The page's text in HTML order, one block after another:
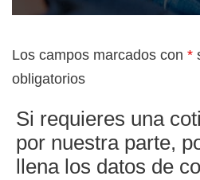
Los campos marcados con *
obligatorios
Si requieres una
por nuestra parte,
llena los datos de